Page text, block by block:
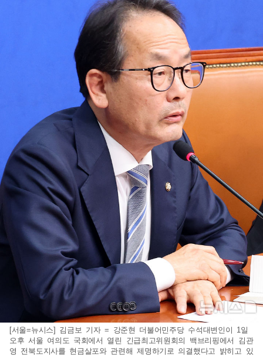
[서울=뉴시스] 김금보 기자 = 강준현 더불어민주당 수석대변인이 1일
오후 서울 여의도 국회에서 열린 긴급최고위원회의 백브리핑에서 김관
영 전북도지사를 현금살포와 관련해 제명하기로 의결했다고 밝히고 있